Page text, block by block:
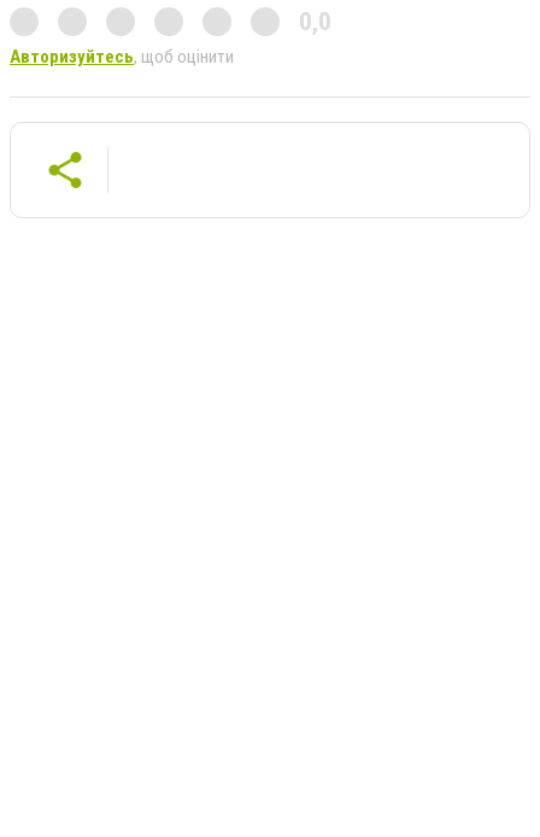
0,0
Авторизуйтесь, щоб оцінити